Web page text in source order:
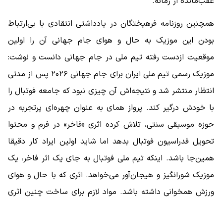
همچنین روزنامه فرهیختگان در یادداشتی انتقادی با بی‌ارتباط
بودن این موزیک به حال و هوای جام جهانی آن را اولین
موقعیت ازدست رفته تیم ملی در جام جهانی دانست و نوشت:
موزیک رسمی تیم ملی ایران برای جام جهانی ۲۰۲۶ پس از مدتی
انتظار منتشر شد و نتیجه‌اش آن چیزی نبود که جامعه فوتبال را
با خودش درگیر کند. پرواز همای به عنوان چهره‌ای پرتجربه در
حوزه موسیقی سنتی، تلاش کرده اثری «فاخر» در فرم و محتوا
تحویل فدراسیون فوتبال بدهد اما شاید اولین ایراد کار دقیقا
همین‌جا باشد. اینکه تیم ملی فوتبال به ‌جای یک اثر فاخر، یک‌
موزیک شورانگیز و هیجان‌آور می‌خواهد. اثری که با حال و هوای
ورزش همخوانی داشته باشد. مواد لازم برای ساخت چنین اثری